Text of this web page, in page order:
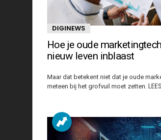
DIGINEWS
Hoe je oude
nieuw leven inblaast
Maar dat betekent niet dat je oude
meteen bij het grofvuil moet zetten.